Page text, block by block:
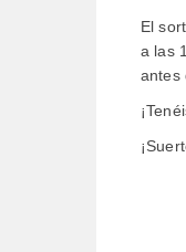
El
a las
antes